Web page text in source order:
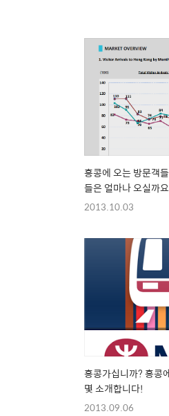
홍콩에 오는 방문객
들은 얼마나 오실까
2013.10.03
홍콩가십니까? 홍콩
몇 소개합니다!
2013.09.06